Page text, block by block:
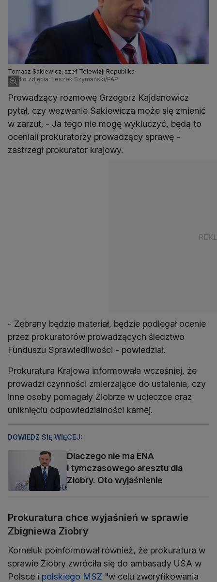
Tomasz Sakiewicz, szef Telewizji Republika
Źródło zdjęcia: Leszek Szymański/PAP
Prowadzący rozmowę Grzegorz Kajdanowicz
pytał, czy wezwanie Sakiewicza może się zmienić
w zarzut. - Ja tego nie mogę wykluczyć, będą to
oceniali prokuratorzy prowadzący sprawę -
zastrzegł prokurator krajowy.
- Zebrany będzie materiał, będzie podlegał ocenie
przez prokuratorów prowadzących śledztwo
Funduszu Sprawiedliwości - powiedział.
Prokuratura Krajowa informowała wcześniej, że
prowadzi czynności zmierzające do ustalenia, czy
inne osoby pomagały Ziobrze w ucieczce oraz
uniknięciu odpowiedzialności karnej.
DOWIEDZ SIĘ WIĘCEJ:
Dlaczego nie ma ENA
i tymczasowego aresztu dla
Ziobry. Oto wyjaśnienie
Prokuratura chce wyjaśnień w sprawie
Zbigniewa Ziobry
Korneluk poinformował również, że prokuratura w
sprawie Ziobry zwróciła się do ambasady USA w
Polsce i polskiego MSZ "w celu zweryfikowania